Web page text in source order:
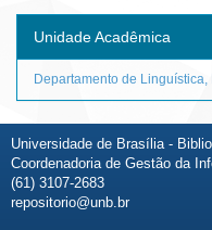
Unidade Acadêmica
Departamento de Linguística,
Universidade de Brasília -
Coordenadoria de Gestão da
(61) 3107-2683
repositorio@unb.br